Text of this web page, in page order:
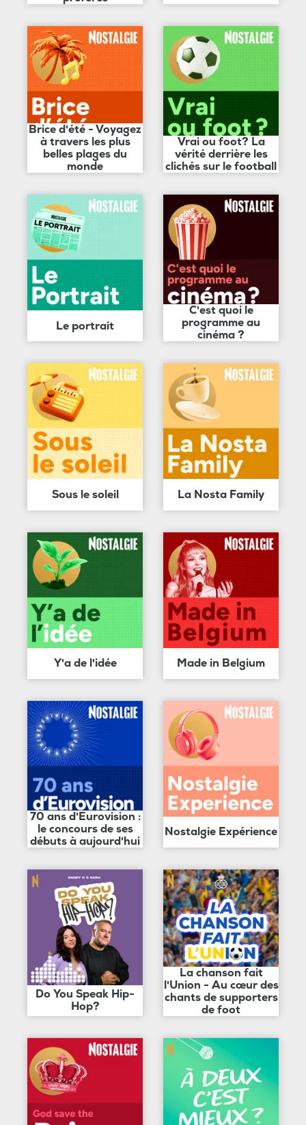
Brice d'été - Voyagez
à travers les plus
belles plages du
monde
Vrai ou foot? La
vérité derrière les
clichés sur le football
Le portrait
C'est quoi le
programme au
cinéma ?
Sous le soleil La Nosta Family
Y'a de l'idée Made in Belgium
70 ans d'Eurovision :
le concours de ses
débuts à aujourd'hui
Nostalgie Expérience
Do You Speak Hip-
Hop?
La chanson fait
l'Union - Au cœur des
chants de supporters
de foot